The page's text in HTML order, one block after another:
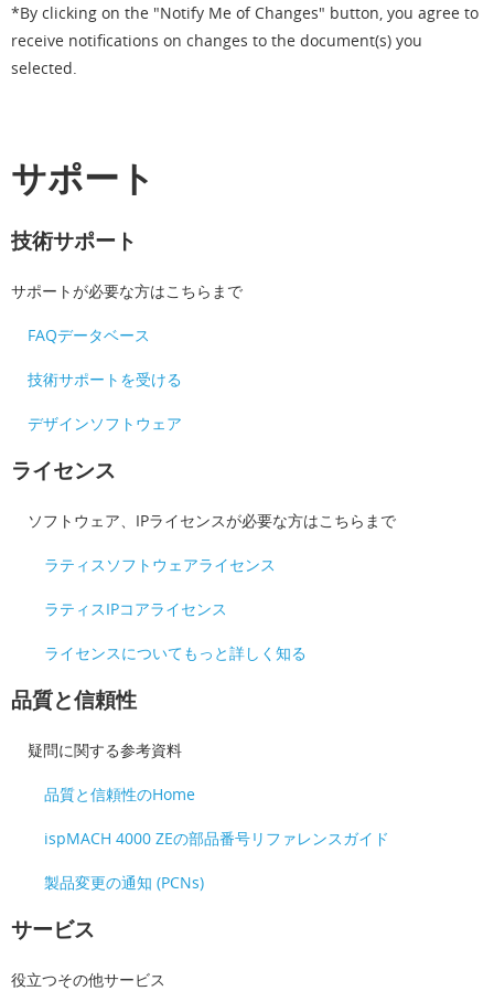
*By clicking on the "Notify Me of Changes" button, you agree to
receive notifications on changes to the document(s) you
selected.
サポート
技術サポート
サポートが必要な方はこちらまで
FAQデータベース
技術サポートを受ける
デザインソフトウェア
ライセンス
ソフトウェア、IPライセンスが必要な方はこちらまで
ラティスソフトウェアライセンス
ラティスIPコアライセンス
ライセンスについてもっと詳しく知る
品質と信頼性
疑問に関する参考資料
品質と信頼性のHome
ispMACH 4000 ZEの部品番号リファレンスガイド
製品変更の通知 (PCNs)
サービス
役立つその他サービス